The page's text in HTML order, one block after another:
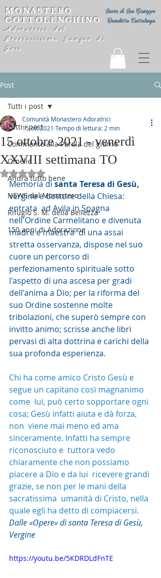
Suore di San Giuseppe
Benedetto Cottolengo
MONASTERO
COTTOLENGHINO
Adoratrici del
Preziosissimo Sangue di
Gesù
Post
Tutti i post
Commento alla Parola del giorno
Omelie
Andrà tutto bene
NEWS dal Monastero
Rifugio S. M. della Bellezza
150 anni di Adorazione
Tutti i post
15 ottobre 2021 - venerdì
XXVIII settimana TO
Comunità Monastero Adoratrici
15 ott 2021 Tempo di lettura: 2 min
Valutazione NaN stelle su 5.
Memoria di santa Teresa di Gesù,
vergine e dottore della Chiesa:
entrata  ad Avila in Spagna
nell'Ordine Carmelitano e divenuta
madre e maestra  di una assai
stretta osservanza, dispose nel suo
cuore un percorso di
perfezionamento spirituale sotto
l'aspetto di una ascesa per gradi
dell'anima a Dio; per la riforma del
suo Ordine sostenne molte
tribolazioni, che superò sempre con
invitto animo; scrisse anche libri
pervasi di alta dottrina e carichi della
sua profonda esperienza.
Chi ha come amico Cristo Gesù e
segue un capitano così magnanimo
come  lui, può certo sopportare ogni
cosa; Gesù infatti aiuta e dà forza,
non  viene mai meno ed ama
sinceramente. Infatti ha sempre
riconosciuto e  tuttora vedo
chiaramente che non possiamo
piacere a Dio e da lui  ricevere grandi
grazie, se non per le mani della
sacratissima  umanità di Cristo, nella
quale egli ha detto di compiacersi.
Dalle «Opere» di santa Teresa di Gesù,
Vergine
https://youtu.be/5KDRDLdFnTE